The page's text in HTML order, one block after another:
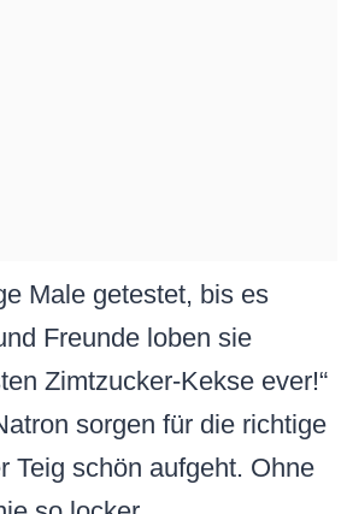
Male getestet, bis es
Freunde loben sie
Zimtzucker-Kekse ever!“
sorgen für die richtige
Teig schön aufgeht. Ohne